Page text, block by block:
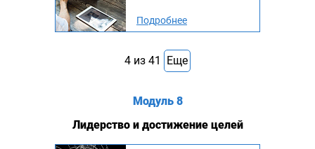
Подробнее
4 из 41 Еще
Модуль 8
Лидерство и достижение целей